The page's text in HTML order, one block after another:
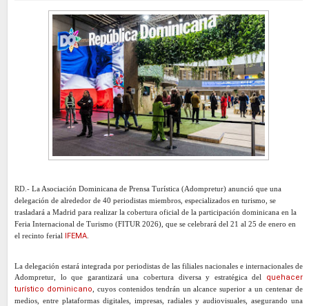
RD.- La Asociación Dominicana de Prensa Turística (Adompretur) anunció que una
delegación de alrededor de 40 periodistas miembros, especializados en turismo, se
trasladará a Madrid para realizar la cobertura oficial de la participación dominicana en la
Feria Internacional de Turismo (FITUR 2026), que se celebrará del 21 al 25 de enero en
el recinto ferial IFEMA
La delegación estará integrada por periodistas de las filiales nacionales e internacionales de
Adompretur, lo que garantizará una cobertura diversa y estratégica del quehacer
turístico dominicano , cuyos contenidos tendrán un alcance superior a un centenar de
medios, entre plataformas digitales, impresas, radiales y audiovisuales, asegurando una